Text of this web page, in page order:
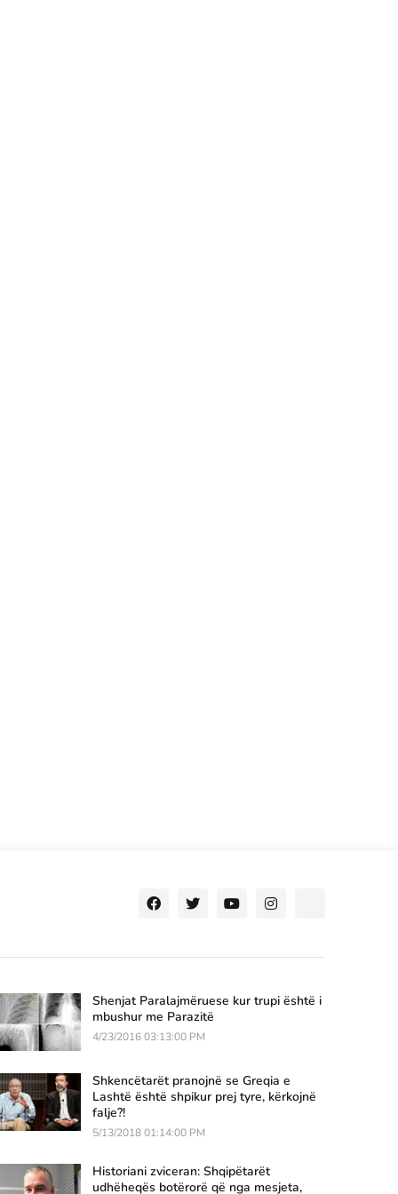
Shenjat Paralajmëruese kur trupi është i
mbushur me Parazitë
4/23/2016 03:13:00 PM
Shkencëtarët pranojnë se Greqia e
Lashtë është shpikur prej tyre, kërkojnë
falje?!
5/13/2018 01:14:00 PM
Historiani zviceran: Shqipëtarët
udhëheqës botërorë që nga mesjeta,